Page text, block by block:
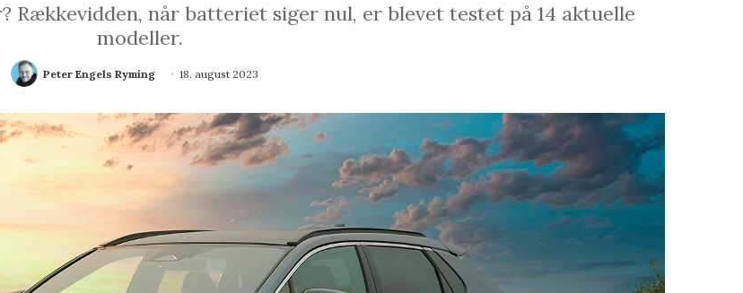
Rækkevidden, når batteriet siger nul, er blevet testet på 14 aktuelle
modeller.
Peter Engels Ryming 18. august 2023